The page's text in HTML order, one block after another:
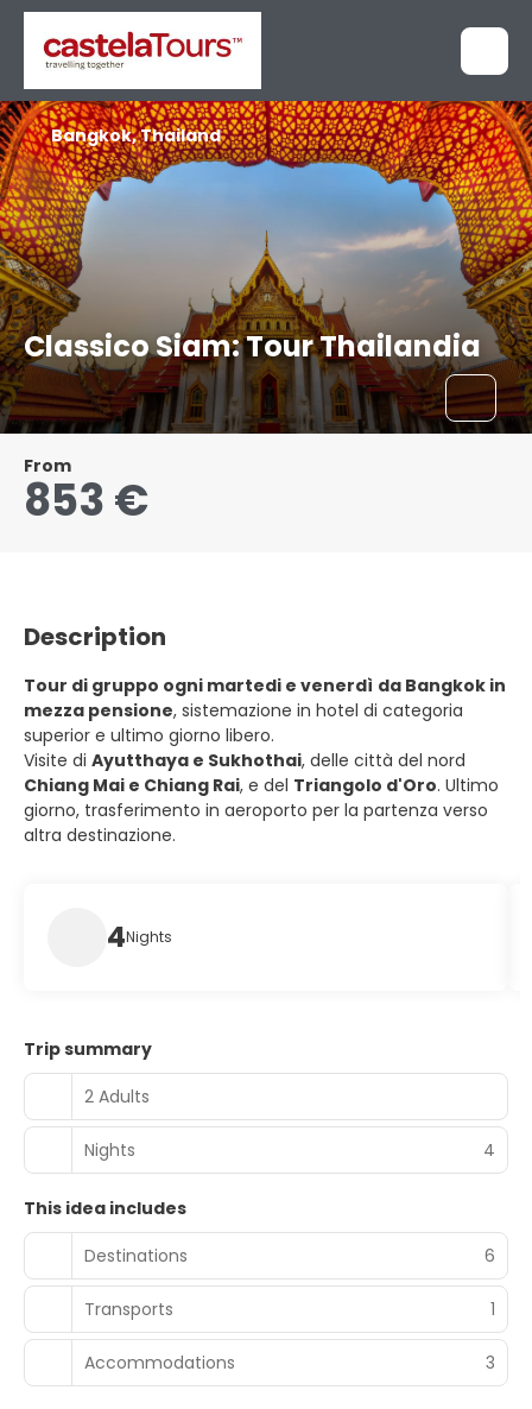
Classico Siam: Tour Thailandia
Bangkok, Thailand
From
853 €
Description
Tour di gruppo ogni martedi e venerdì da Bangkok in
mezza pensione, sistemazione in hotel di categoria
superior e ultimo giorno libero.
Visite di Ayutthaya e Sukhothai, delle città del nord
Chiang Mai e Chiang Rai, e del Triangolo d'Oro. Ultimo
giorno, trasferimento in aeroporto per la partenza verso
altra destinazione.
4Nights
Trip summary
2 Adults
Nights 4
This idea includes
Destinations
6
Transports 1
Accommodations 3